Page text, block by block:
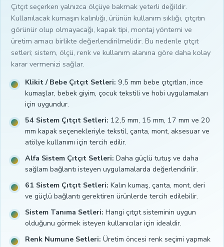
Çıtçıt seçerken yalnızca ölçüye bakmak yeterli değildir.
Kullanılacak kumaşın kalınlığı, ürünün kullanım sıklığı, çıtçıtın
görünür olup olmayacağı, kapak tipi, montaj yöntemi ve
üretim amacı birlikte değerlendirilmelidir. Bu nedenle çıtçıt
setleri; sistem, ölçü, renk ve kullanım alanına göre daha kolay
karar vermenizi sağlar.
Klikit / Bebe Çıtçıt Setleri: 9,5 mm bebe çıtçıtları, ince
kumaşlar, bebek giyim, çocuk tekstili ve hobi uygulamaları
için uygundur.
54 Sistem Çıtçıt Setleri: 12,5 mm, 15 mm, 17 mm ve 20
mm kapak seçenekleriyle tekstil, çanta, mont, aksesuar ve
atölye kullanımı için tercih edilir.
Alfa Sistem Çıtçıt Setleri: Daha güçlü tutuş ve daha
sağlam bağlantı isteyen uygulamalarda değerlendirilir.
61 Sistem Çıtçıt Setleri: Kalın kumaş, çanta, mont, deri
ve güçlü bağlantı gerektiren ürünlerde tercih edilebilir.
Sistem Tanıma Setleri: Hangi çıtçıt sisteminin uygun
olduğunu görmek isteyen kullanıcılar için idealdir.
Renk Numune Setleri: Üretim öncesi renk seçimi yapmak